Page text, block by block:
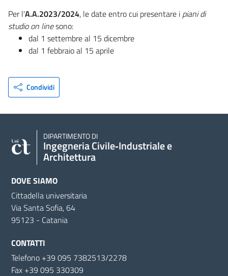
Per l'A.A.2023/2024, le date entro cui presentare i piani di
studio on linesono:
dal 1 settembre al 15 dicembre
dal 1 febbraio al 15 aprile
Condividi
DIPARTIMENTO DI
Ingegneria Civile‑Industriale e
Architettura
DOVE SIAMO
Cittadella universitaria
Via Santa Sofia, 64
95123 - Catania
CONTATTI
Telefono +39 095 7382513/2278
Fax +39 095 330309